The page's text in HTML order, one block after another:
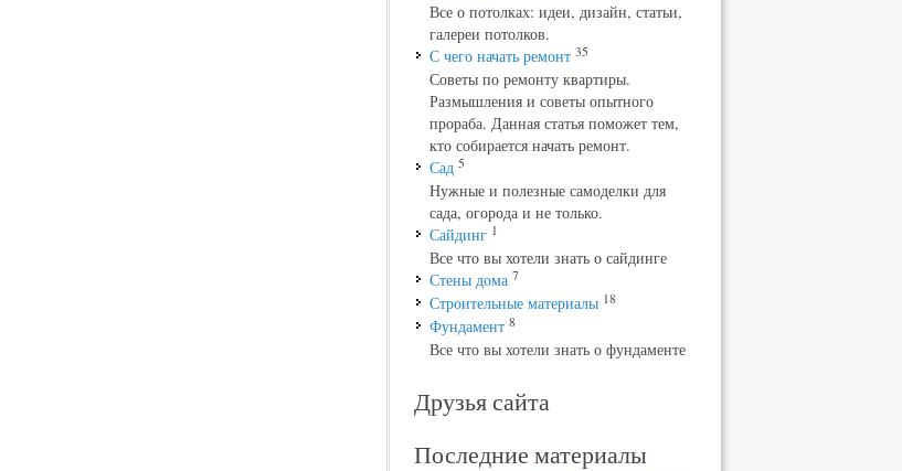
Все о потолках: идеи, дизайн, статьи,
галереи потолков.
С чего начать ремонт 35
Советы по ремонту квартиры.
Размышления и советы опытного
прораба. Данная статья поможет тем,
кто собирается начать ремонт.
Сад 5
Нужные и полезные самоделки для
сада, огорода и не только.
Сайдинг 1
Все что вы хотели знать о сайдинге
Стены дома 7
Строительные материалы 18
Фундамент 8
Все что вы хотели знать о фундаменте
Друзья сайта
Последние материалы